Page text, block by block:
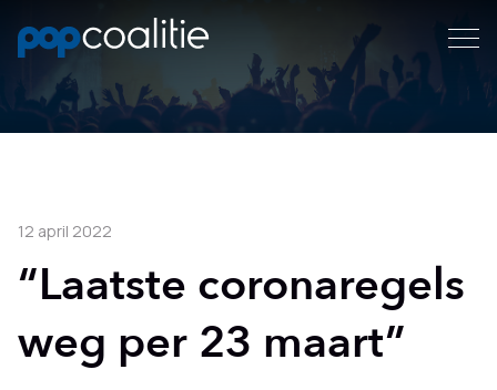
12 april 2022
“Laatste coronaregels
weg per 23 maart”